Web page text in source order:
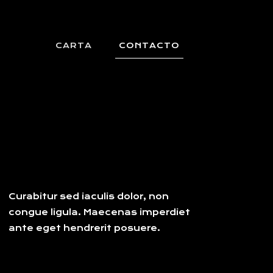
CARTA CONTACTO
Curabitur sed iaculis dolor, non
congue ligula. Maecenas imperdiet
ante eget hendrerit posuere.